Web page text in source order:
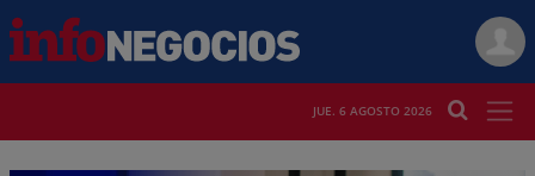
JUE. 6 AGOSTO 2026